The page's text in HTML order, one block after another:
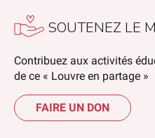
SOUTENEZ LE
Contribuez aux activités
de ce « Louvre en partage »
FAIRE UN DON